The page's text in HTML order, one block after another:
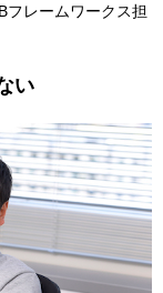
フレームワークス担
い